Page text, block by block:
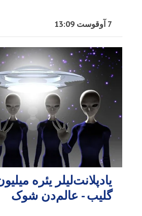
7 آوقوست 13:09
یادپلانت‌لیلر یئره
گلیب - عالم‌دن شوک